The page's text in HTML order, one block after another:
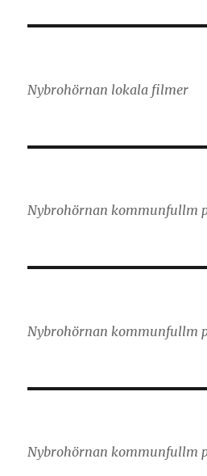
Nybrohörnan lokala filmer
Nybrohörnan kommunfullm
Nybrohörnan kommunfullm
Nybrohörnan kommunfullm